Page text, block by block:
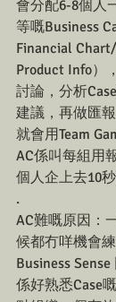
會分配6-8個人
等嘅Business
Financial
Product Info）
討論，分析
建議，再做匯
就會用Team
AC係叫每組用
個人企上去10
.
AC難嘅原因：
候都冇咩機會練
Business
係好熟悉Case